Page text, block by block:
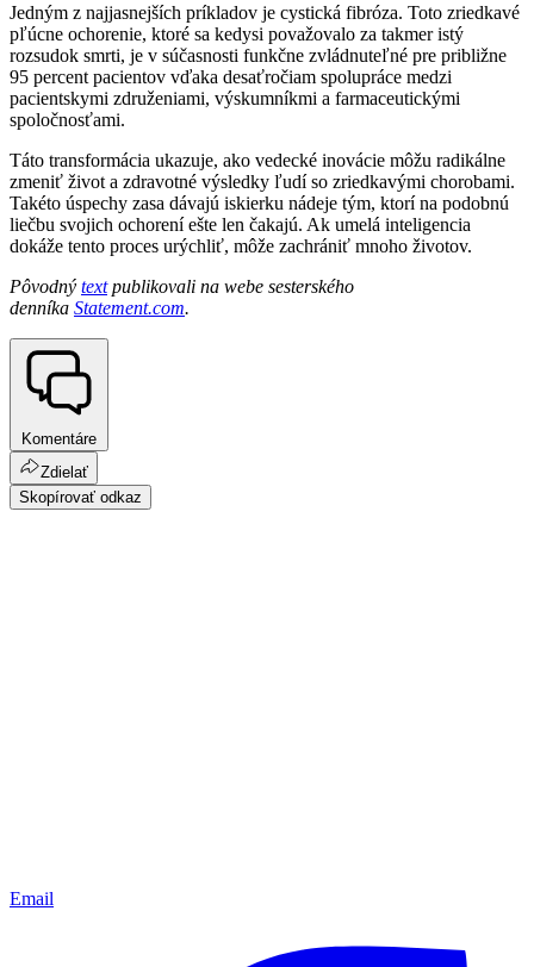
Jedným z najjasnejších príkladov je cystická fibróza. Toto zriedkavé
pľúcne ochorenie, ktoré sa kedysi považovalo za takmer istý
rozsudok smrti, je v súčasnosti funkčne zvládnuteľné pre približne
95 percent pacientov vďaka desaťročiam spolupráce medzi
pacientskymi združeniami, výskumníkmi a farmaceutickými
spoločnosťami.
Táto transformácia ukazuje, ako vedecké inovácie môžu radikálne
zmeniť život a zdravotné výsledky ľudí so zriedkavými chorobami.
Takéto úspechy zasa dávajú iskierku nádeje tým, ktorí na podobnú
liečbu svojich ochorení ešte len čakajú. Ak umelá inteligencia
dokáže tento proces urýchliť, môže zachrániť mnoho životov.
Pôvodný textpublikovali na webe sesterského
denníka Statement.com.
Komentáre
Zdielať
Skopírovať odkaz
Email